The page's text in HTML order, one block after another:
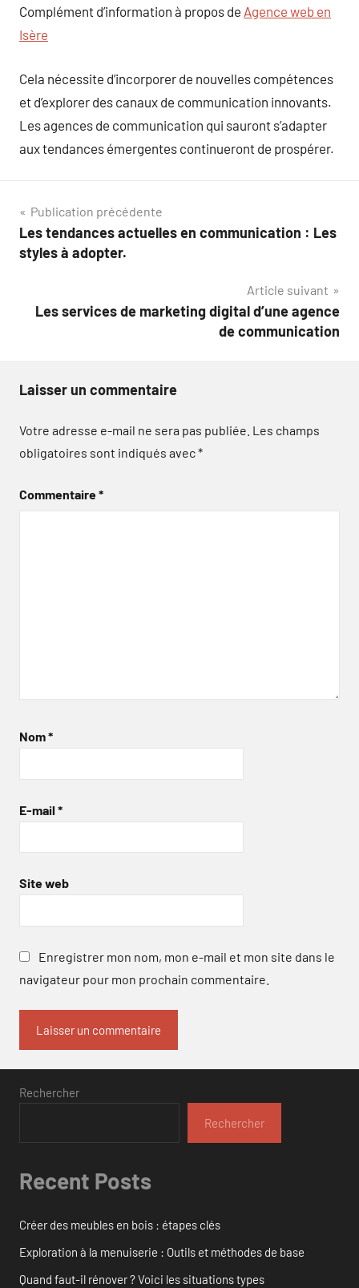
Complément d’information à propos de Agence web en
Isère
Cela nécessite d’incorporer de nouvelles compétences
et d’explorer des canaux de communication innovants.
Les agences de communication qui sauront s’adapter
aux tendances émergentes continueront de prospérer.
Navigation
de
Publication précédente
Les tendances actuelles en communication : Les
styles à adopter.
Article suivant
Les services de marketing digital d’une agence
de communication
Laisser un commentaire
Votre adresse e-mail ne sera pas publiée. Les champs
obligatoires sont indiqués avec*
Commentaire*
Nom*
E-mail *
Site web
Enregistrer mon nom, mon e-mail et mon site dans le
navigateur pour mon prochain commentaire.
Rechercher
Rechercher
Recent Posts
Créer des meubles en bois : étapes clés
Exploration à la menuiserie : Outils et méthodes de base
Quand faut-il rénover ? Voici les situations types